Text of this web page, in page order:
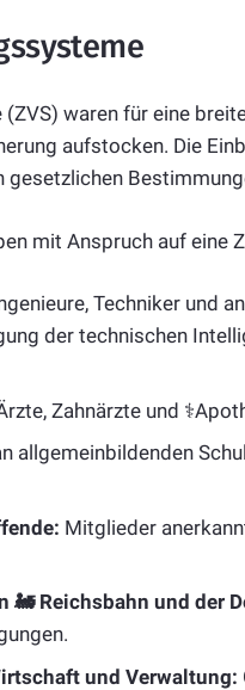
waren für eine
aufstocken. Die
gesetzlichen
mit Anspruch auf eine
Techniker und
der technischen
Zahnärzte und
allgemeinbildenden
Mitglieder
🚂 Reichsbahn und der
und Verwaltung: